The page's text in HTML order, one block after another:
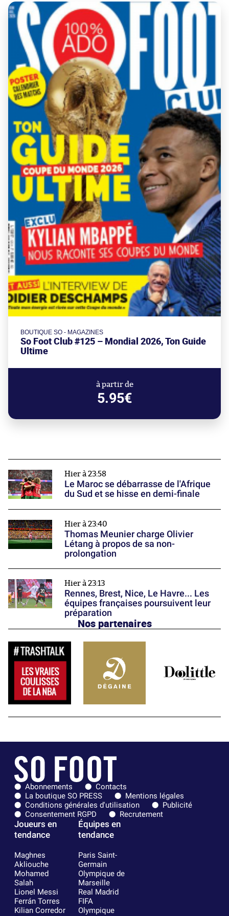
BOUTIQUE SO - MAGAZINES
So Foot Club #125 – Mondial 2026, Ton Guide
Ultime
à partir de
5.95€
Hier à 23:58
Le Maroc se débarrasse de l'Afrique
du Sud et se hisse en demi-finale
Hier à 23:40
Thomas Meunier charge Olivier
Létang à propos de sa non-
prolongation
Hier à 23:13
Rennes, Brest, Nice, Le Havre... Les
équipes françaises poursuivent leur
préparation
Nos partenaires
Abonnements
Contacts
La boutique SO PRESS
Mentions légales
Conditions générales d'utilisation
Publicité
Consentement RGPD
Recrutement
Joueurs en
tendance
Maghnes
Akliouche
Mohamed
Salah
Lionel Messi
Ferrán Torres
Kilian Corredor
Équipes en
tendance
Paris Saint-
Germain
Olympique de
Marseille
Real Madrid
FIFA
Olympique